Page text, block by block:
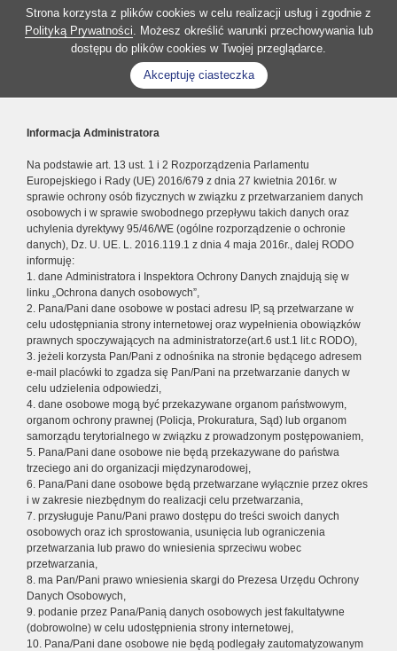
Strona korzysta z plików cookies w celu realizacji usług i zgodnie z
Polityką Prywatności. Możesz określić warunki przechowywania lub
dostępu do plików cookies w Twojej przeglądarce.
Akceptuję ciasteczka
Informacja Administratora
Na podstawie art. 13 ust. 1 i 2 Rozporządzenia Parlamentu
Europejskiego i Rady (UE) 2016/679 z dnia 27 kwietnia 2016r. w
sprawie ochrony osób fizycznych w związku z przetwarzaniem danych
osobowych i w sprawie swobodnego przepływu takich danych oraz
uchylenia dyrektywy 95/46/WE (ogólne rozporządzenie o ochronie
danych), Dz. U. UE. L. 2016.119.1 z dnia 4 maja 2016r., dalej RODO
informuję:
1. dane Administratora i Inspektora Ochrony Danych znajdują się w
linku „Ochrona danych osobowych”,
2. Pana/Pani dane osobowe w postaci adresu IP, są przetwarzane w
celu udostępniania strony internetowej oraz wypełnienia obowiązków
prawnych spoczywających na administratorze(art.6 ust.1 lit.c RODO),
3. jeżeli korzysta Pan/Pani z odnośnika na stronie będącego adresem
e-mail placówki to zgadza się Pan/Pani na przetwarzanie danych w
celu udzielenia odpowiedzi,
4. dane osobowe mogą być przekazywane organom państwowym,
organom ochrony prawnej (Policja, Prokuratura, Sąd) lub organom
samorządu terytorialnego w związku z prowadzonym postępowaniem,
5. Pana/Pani dane osobowe nie będą przekazywane do państwa
trzeciego ani do organizacji międzynarodowej,
6. Pana/Pani dane osobowe będą przetwarzane wyłącznie przez okres
i w zakresie niezbędnym do realizacji celu przetwarzania,
7. przysługuje Panu/Pani prawo dostępu do treści swoich danych
osobowych oraz ich sprostowania, usunięcia lub ograniczenia
przetwarzania lub prawo do wniesienia sprzeciwu wobec
przetwarzania,
8. ma Pan/Pani prawo wniesienia skargi do Prezesa Urzędu Ochrony
Danych Osobowych,
9. podanie przez Pana/Panią danych osobowych jest fakultatywne
(dobrowolne) w celu udostępnienia strony internetowej,
10. Pana/Pani dane osobowe nie będą podlegały zautomatyzowanym